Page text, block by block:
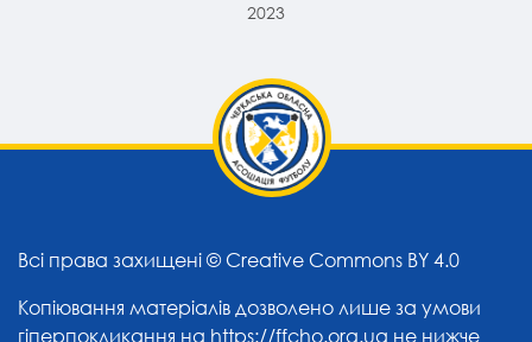
2023
Всі права захищені © Creative Commons BY 4.0
Копіювання матеріалів дозволено лише за умови
гіперпокликання на https://ffcho.org.ua не нижче